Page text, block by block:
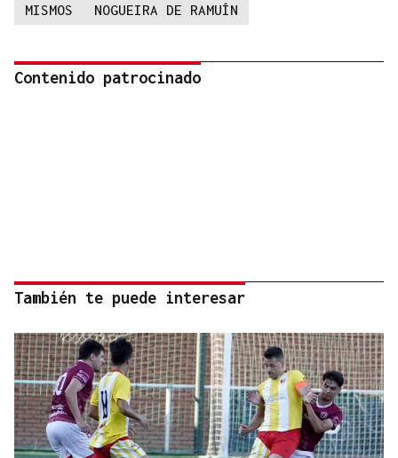
MISMOS NOGUEIRA DE RAMUÍN
Contenido patrocinado
También te puede interesar